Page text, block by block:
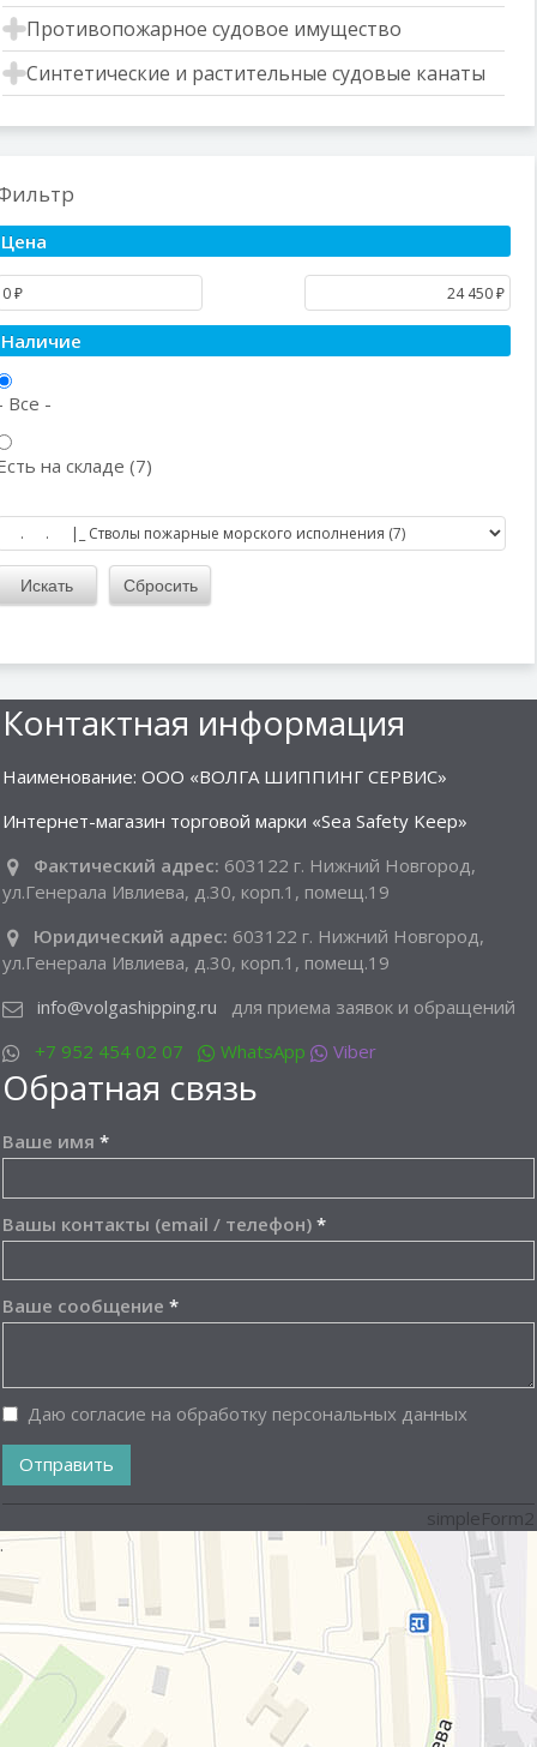
Противопожарное судовое имущество
Синтетические и растительные судовые канаты
Цена
Наличие
Все -
на складе (7)
Контактная информация
Наименование: ООО «ВОЛГА ШИППИНГ СЕРВИС»
Интернет-магазин торговой марки «Sea Safety Keep»
Фактический адрес: 603122 г. Нижний Новгород,
ул.Генерала Ивлиева, д.30, корп.1, помещ.19
Юридический адрес: 603122 г. Нижний Новгород,
ул.Генерала Ивлиева, д.30, корп.1, помещ.19
info@volgashipping.ru для приема заявок и обращений
+7 952 454 02 07
WhatsApp Viber
Обратная связь
Ваше имя *
Вашы контакты (email / телефон) *
Ваше сообщение *
Даю согласие на обработку персональных данных
Отправить
simpleForm2
.